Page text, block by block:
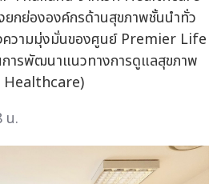
กย่ององค์กรด้านสุขภาพชั้นนำทั่ว
ความมุ่งมั่นของศูนย์ Premier Life
ารพัฒนาแนวทางการดูแลสุขภาพ
Healthcare)
น.